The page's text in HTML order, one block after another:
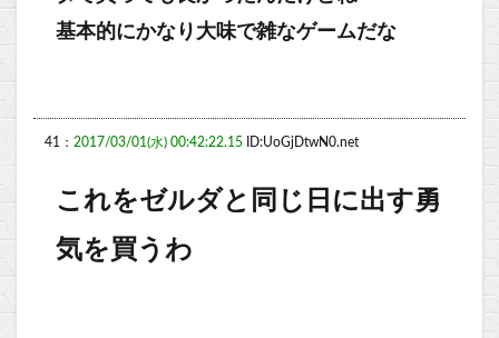
基本的にかなり大味で雑なゲームだな
41： 2017/03/01(水) 00:42:22.15 ID:UoGjDtwN0.net
これをゼルダと同じ日に出す勇
気を買うわ